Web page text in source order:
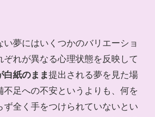
い夢にはいくつかのバリエーショ
ぞれが異なる心理状態を反映して
白紙のまま提出される夢を見た場
不足への不安というよりも、何を
ず全く手をつけられていないとい